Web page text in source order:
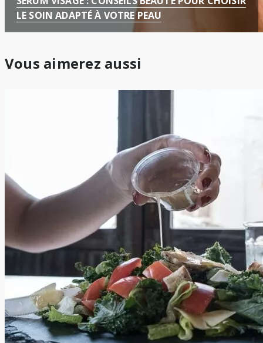
LE SOIN ADAPTÉ À VOTRE PEAU
Vous aimerez aussi